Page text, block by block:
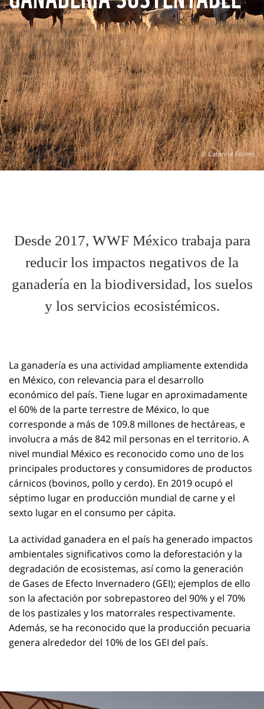
© Caterine Forero
Desde 2017, WWF México trabaja para
reducir los impactos negativos de la
ganadería en la biodiversidad, los suelos
y los servicios ecosistémicos.
La ganadería es una actividad ampliamente extendida
en México, con relevancia para el desarrollo
económico del país. Tiene lugar en aproximadamente
el 60% de la parte terrestre de México, lo que
corresponde a más de 109.8 millones de hectáreas, e
involucra a más de 842 mil personas en el territorio. A
nivel mundial México es reconocido como uno de los
principales productores y consumidores de productos
cárnicos (bovinos, pollo y cerdo). En 2019 ocupó el
séptimo lugar en producción mundial de carne y el
sexto lugar en el consumo per cápita.
La actividad ganadera en el país ha generado impactos
ambientales significativos como la deforestación y la
degradación de ecosistemas, así como la generación
de Gases de Efecto Invernadero (GEI); ejemplos de ello
son la afectación por sobrepastoreo del 90% y el 70%
de los pastizales y los matorrales respectivamente.
Además, se ha reconocido que la producción pecuaria
genera alrededor del 10% de los GEI del país.